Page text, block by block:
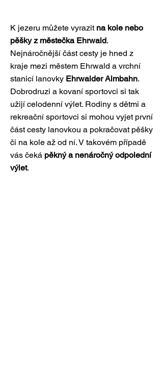
K jezeru můžete vyrazit na kole nebo
pěšky z městečka Ehrwald.
Nejnáročnější část cesty je hned z
kraje mezi městem Ehrwald a vrchní
stanicí lanovky Ehrwalder Almbahn.
Dobrodruzi a kovaní sportovci si tak
užijí celodenní výlet. Rodiny s dětmi a
rekreační sportovci si mohou vyjet první
část cesty lanovkou a pokračovat pěšky
či na kole až od ní. V takovém případě
vás čeká pěkný a nenáročný odpolední
výlet.